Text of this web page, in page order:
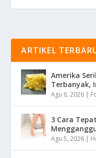
ARTIKEL
Amerika
Terbanyak,
Agu 6, 2026 |
3 Cara
Agu 5, 2026 |